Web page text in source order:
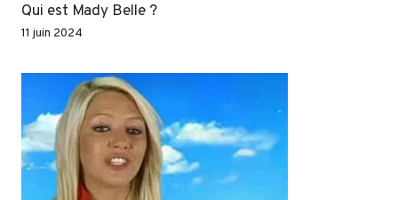
Qui est Mady Belle ?
11 juin 2024